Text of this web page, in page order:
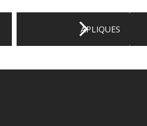
APLIQUES